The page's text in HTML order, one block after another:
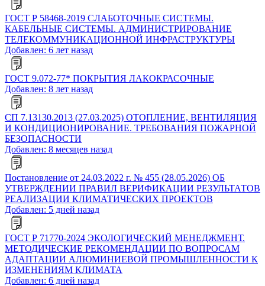
ГОСТ Р 58468-2019 СЛАБОТОЧНЫЕ СИСТЕМЫ.
КАБЕЛЬНЫЕ СИСТЕМЫ. АДМИНИСТРИРОВАНИЕ
ТЕЛЕКОММУНИКАЦИОННОЙ ИНФРАСТРУКТУРЫ
Добавлен: 6 лет назад
ГОСТ 9.072-77* ПОКРЫТИЯ ЛАКОКРАСОЧНЫЕ
Добавлен: 8 лет назад
СП 7.13130.2013 (27.03.2025) ОТОПЛЕНИЕ, ВЕНТИЛЯЦИЯ
И КОНДИЦИОНИРОВАНИЕ. ТРЕБОВАНИЯ ПОЖАРНОЙ
БЕЗОПАСНОСТИ
Добавлен: 8 месяцев назад
Постановление от 24.03.2022 г. № 455 (28.05.2026) ОБ
УТВЕРЖДЕНИИ ПРАВИЛ ВЕРИФИКАЦИИ РЕЗУЛЬТАТОВ
РЕАЛИЗАЦИИ КЛИМАТИЧЕСКИХ ПРОЕКТОВ
Добавлен: 5 дней назад
ГОСТ Р 71770-2024 ЭКОЛОГИЧЕСКИЙ МЕНЕДЖМЕНТ.
МЕТОДИЧЕСКИЕ РЕКОМЕНДАЦИИ ПО ВОПРОСАМ
АДАПТАЦИИ АЛЮМИНИЕВОЙ ПРОМЫШЛЕННОСТИ К
ИЗМЕНЕНИЯМ КЛИМАТА
Добавлен: 6 дней назад